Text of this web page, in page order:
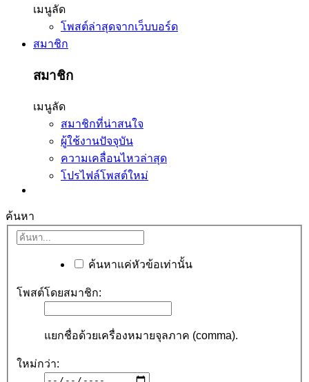
เมนูลัด
โพสต์ล่าสุดจากเว็บบอร์ด
สมาชิก
สมาชิก
เมนูลัด
สมาชิกที่น่าสนใจ
ผู้ใช้งานปัจจุบัน
ความเคลื่อนไหวล่าสุด
โปรไฟล์โพสต์ใหม่
ค้นหา
ค้นหาแค่หัวข้อเท่านั้น
โพสต์โดยสมาชิก:
แยกชื่อด้วยเครื่องหมายจุลภาค (comma).
ใหม่กว่า: